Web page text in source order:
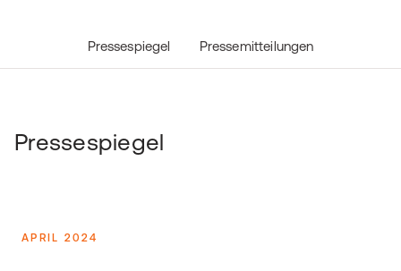
Pressespiegel Pressemitteilungen
Pressespiegel
APRIL 2024